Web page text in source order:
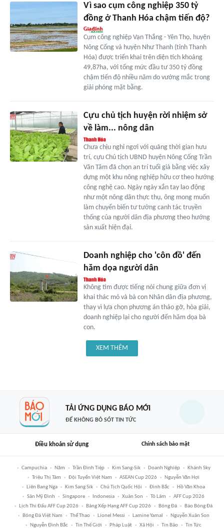
Vì sao cụm công nghiệp 350 tỷ
đồng ở Thanh Hóa chậm tiến độ?
Cụm công nghiệp Vạn Thắng - Yên Thọ, huyện
Nông Cống và huyện Như Thanh (tỉnh Thanh
Hóa) được triển khai trên diện tích khoảng
49,87ha, với tổng mức đầu tư 350 tỷ đồng
chậm tiến độ nhiều năm do vướng mắc trong
giải phóng mặt bằng.
Cựu chủ tịch huyện rời nhiệm sở
về làm... nông dân
Chưa chịu nghỉ ngơi với quãng thời gian hưu
trí, cựu Chủ tịch UBND huyện Nông Cống Trần
Văn Tâm đã chọn an trí tuổi già bằng việc xây
dựng một khu nông nghiệp hữu cơ theo hướng
công nghệ cao. Ngày ngày xắn tay lao động
như một nông dân thực thụ, ông mong muốn
làm chuyển biến tư tưởng canh tác truyền
thống của người dân địa phương theo hướng
sản xuất hiện đại.
Doanh nghiệp cho 'côn đồ' đến
hăm dọa người dân
Không tìm được tiếng nói chung giữa đơn vị
khai thác mỏ và bà con Nhân dân địa phương,
thay vì lựa chọn phương án tháo gỡ, hòa giải,
doanh nghiệp lại cho người đến hăm dọa bà
con.
XEM THÊM
TẢI ỨNG DỤNG BÁO MỚI
ĐỂ KHÔNG BỎ SÓT TIN TỨC
Điều khoản sử dụng Chính sách bảo mật
Campuchia Năm Trần Đình Tiệp Kim Sang-Sik Doanh Nghiệp
Khánh Sky
Triệu Thị Tâm
Đội Tuyển Việt Nam ASEAN Cup 2026
Nguyễn Văn Hợi
Liên Bang Nga
Kim Sang Sik Chủ Tịch Quốc Hội Đình Bắc
Hồ Văn Khoa
Sân Mỹ Đình
Singapore Indonesia Xuân Son Tô Lâm
AFF Cup 2026
Lịch Thi Đấu AFF Cup 2026
Bảng Xếp Hạng AFF Cup 2026 Bóng Đá
Báo Bóng Đá
Bóng Đá Việt Nam
Thể Thao Lionel Messi Lamine Yamal
Nguyễn Xuân Son
Nguyễn Đình Bắc
Tin Thế Giới Pháp Luật Xã Hội Tin Bão
Tin Tức